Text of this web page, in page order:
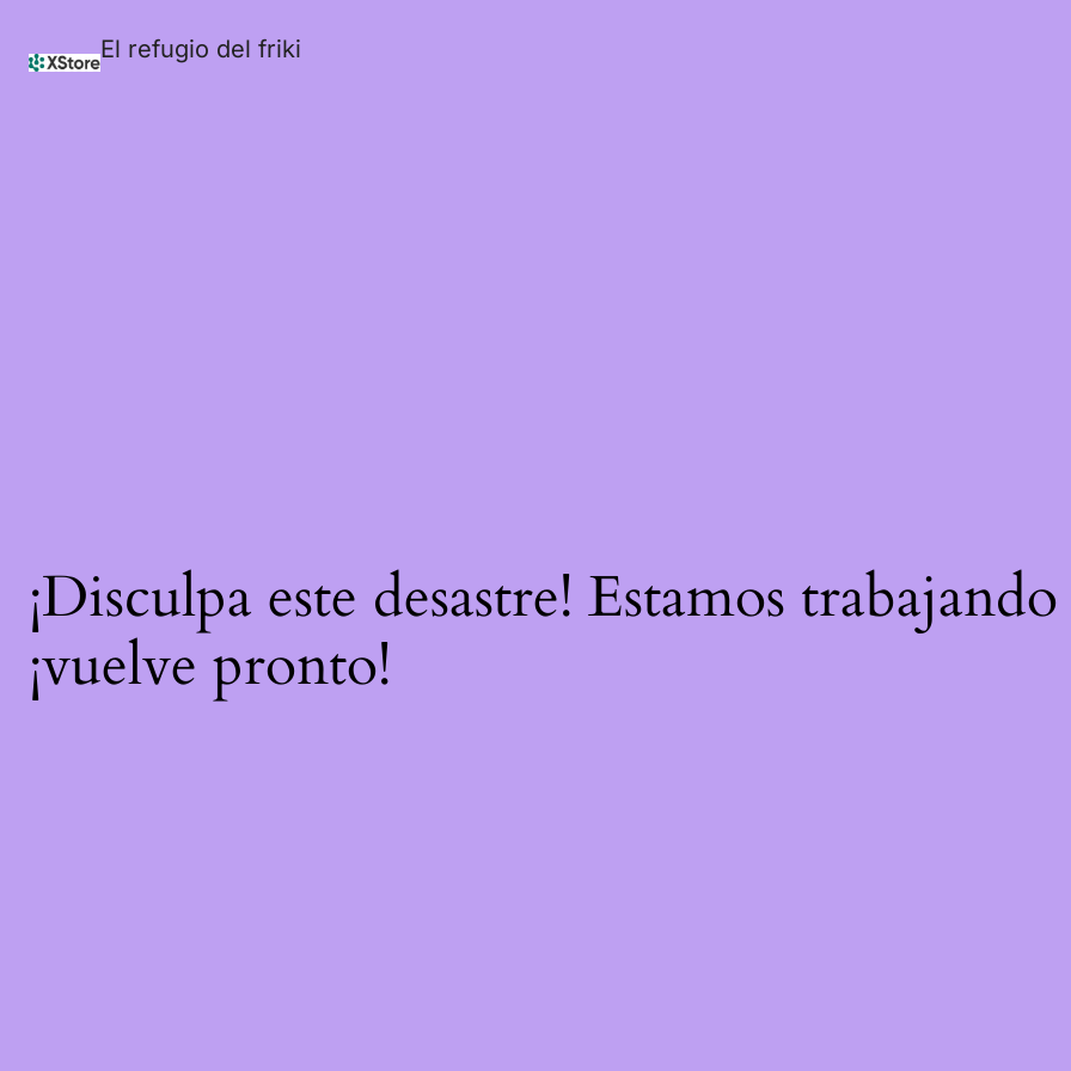
El refugio del friki
¡Disculpa este desastre! Estamos
¡vuelve pronto!